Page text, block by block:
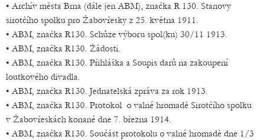
• Archív města Brna (dále jen ABM), značka R 130. Stanovy
sirotčího spolku pro Žabovřesky z 25. května 1911.
• ABM, značka R130. Schůze výboru spol(ku) 30/11 1913.
• ABM, značka R130. Žádosti.
• ABM, značka R130. Přihláška a Soupis darů na zakoupení
loutkového divadla.
• ABM, značka R130. Jednatelská zpráva za rok 1913.
• ABM, značka R130. Protokol o valné hromadě Sirotčího spolku
v Žabovřeskách konané dne 7. března 1914.
• ABM, značka R130. Součást protokolu o valné hromadě dne 1/3